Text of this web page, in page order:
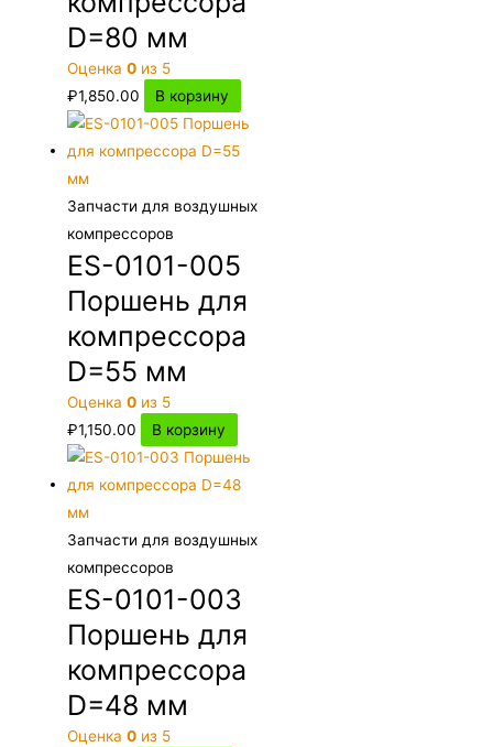
D=80 мм
Оценка0 из 5
₽1,850.00 В корзину
Запчасти для воздушных
компрессоров
ES-0101-005
Поршень для
компрессора
D=55 мм
Оценка0 из 5
₽1,150.00 В корзину
Запчасти для воздушных
компрессоров
ES-0101-003
Поршень для
компрессора
D=48 мм
Оценка0 из 5